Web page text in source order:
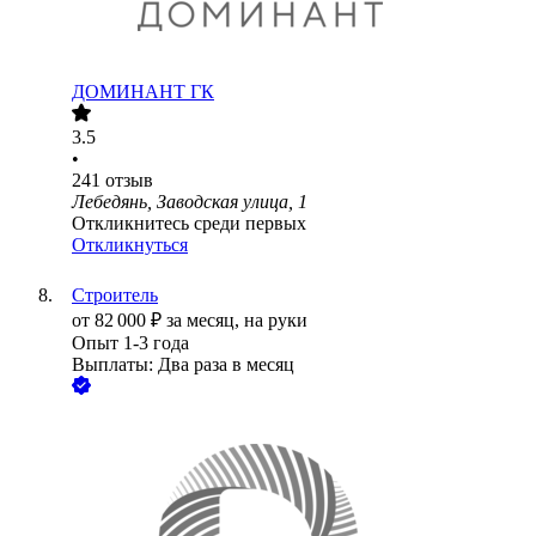
ДОМИНАНТ ГК
3.5
•
241 отзыв
Лебедянь, Заводская улица, 1
Откликнитесь среди первых
Откликнуться
Строитель
от 82 000 ₽ за месяц, на руки
Опыт 1-3 года
Выплаты: Два раза в месяц